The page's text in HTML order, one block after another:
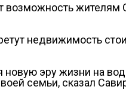
возможность
недвижимость
эру жизни на
семьи, сказал